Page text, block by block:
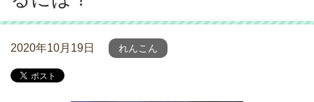
2020年10月19日 れんこん